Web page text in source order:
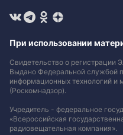
При использовании
Свидетельство о
Выдано Федеральной службой
информационных технологий и
(Роскомнадзор).
Учредитель - федеральное
«Всероссийская
радиовещательная компания».